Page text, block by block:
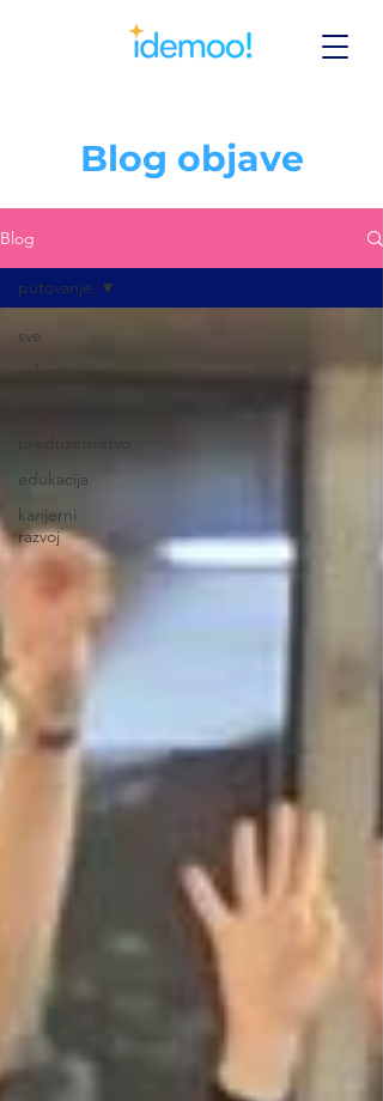
Blog objave
Blog
sve
volontiranje
edukacija
karijerni
razvoj
putovanje